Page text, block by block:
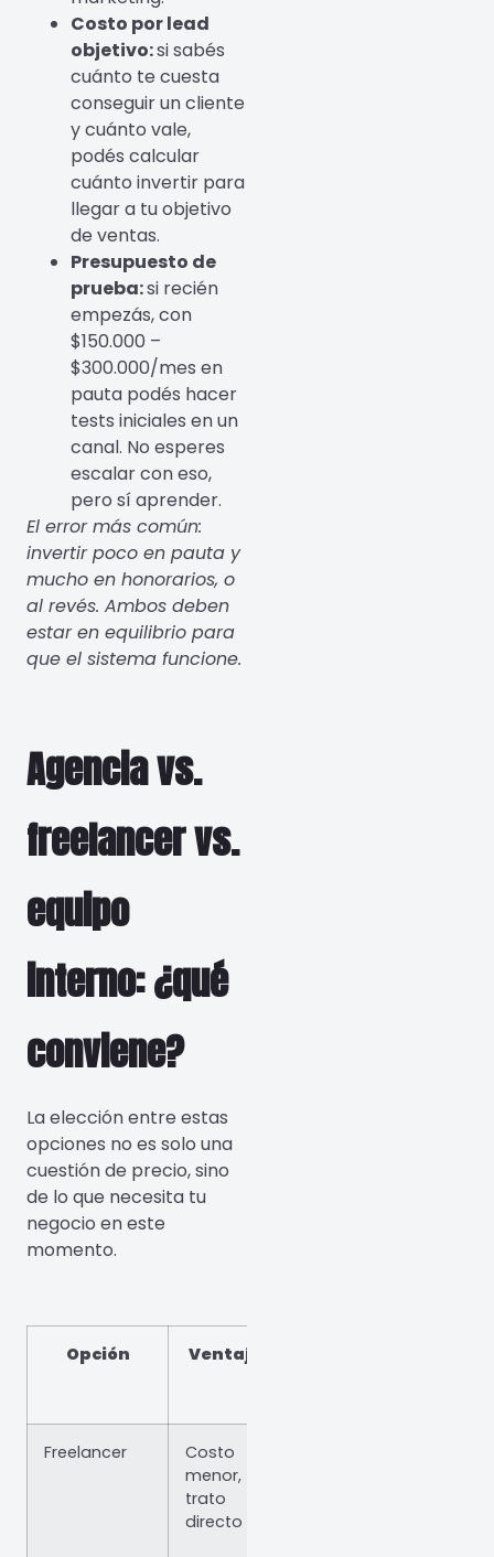
Costo por lead
objetivo:si sabés
cuánto te cuesta
conseguir un cliente
y cuánto vale,
podés calcular
cuánto invertir para
llegar a tu objetivo
de ventas.
Presupuesto de
prueba:si recién
empezás, con
$150.000 –
$300.000/mes en
pauta podés hacer
tests iniciales en un
canal. No esperes
escalar con eso,
pero sí aprender.
El error más común:
invertir poco en pauta y
mucho en honorarios, o
al revés. Ambos deben
estar en equilibrio para
que el sistema funcione.
Agencia vs.
freelancer vs.
equipo
interno: ¿qué
conviene?
La elección entre estas
opciones no es solo una
cuestión de precio, sino
de lo que necesita tu
negocio en este
momento.
Opción Ventajas
Freelancer
Costo
menor,
trato
directo